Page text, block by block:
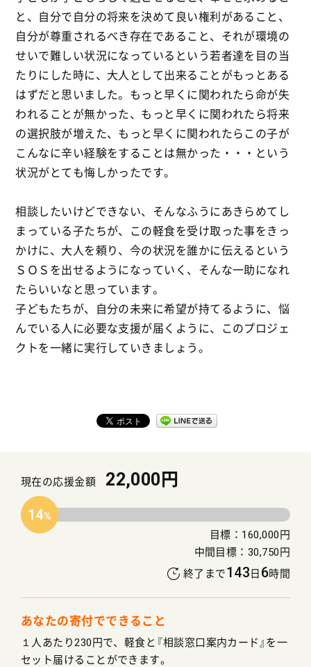
と、自分で自分の将来を決めて良い権利があること、
自分が尊重されるべき存在であること、それが環境の
せいで難しい状況になっているという若者達を目の当
たりにした時に、大人として出来ることがもっとある
はずだと思いました。もっと早くに関われたら命が失
われることが無かった、もっと早くに関われたら将来
の選択肢が増えた、もっと早くに関われたらこの子が
こんなに辛い経験をすることは無かった・・・という
状況がとても悔しかったです。
相談したいけどできない、そんなふうにあきらめてし
まっている子たちが、この軽食を受け取った事をきっ
かけに、大人を頼り、今の状況を誰かに伝えるという
ＳＯＳを出せるようになっていく、そんな一助になれ
たらいいなと思っています。
子どもたちが、自分の未来に希望が持てるように、悩
んでいる人に必要な支援が届くように、このプロジェ
クトを一緒に実行していきましょう。
現在の応援金額 22,000円
14
目標：160,000円
中間目標：30,750円
終了まで143 日 6時間
あなたの寄付でできること
１人あたり230円で、軽食と『相談窓口案内カード』を一
セット届けることができます。